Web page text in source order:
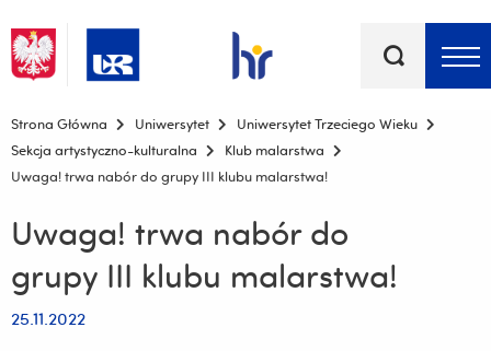
kluczowe
Menu - górna belka
Strona Główna Uniwersytet
Uniwersytet Trzeciego Wieku
Sekcja artystyczno-kulturalna
Klub malarstwa
Uwaga! trwa nabór do grupy III klubu malarstwa!
Uwaga! trwa nabór do
grupy III klubu malarstwa!
25.11.2022